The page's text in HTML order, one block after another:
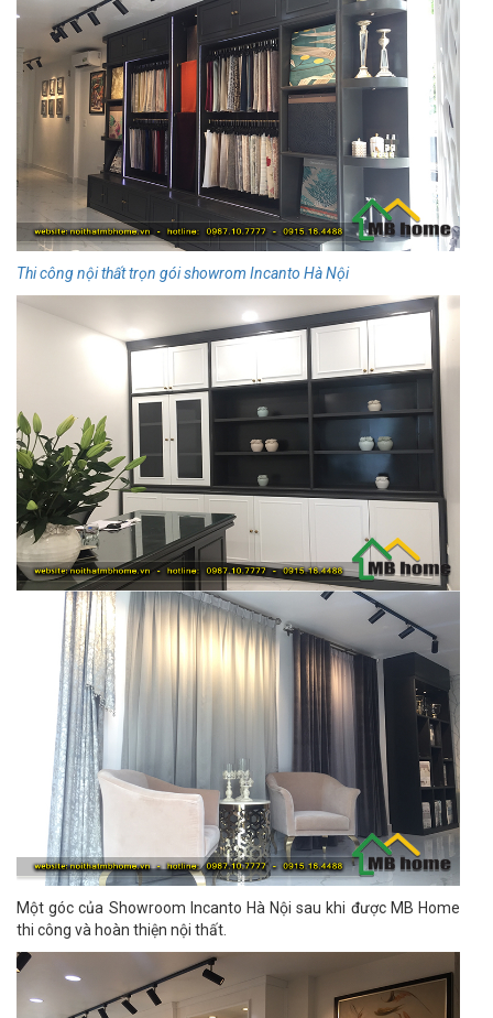
Thi công nội thất trọn gói showrom Incanto Hà Nội
Một góc của Showroom Incanto Hà Nội sau khi được MB Home
thi công và hoàn thiện nội thất.